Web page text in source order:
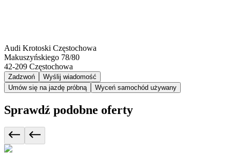
Audi Krotoski Częstochowa
Makuszyńskiego 78/80
42-209 Częstochowa
Zadzwoń
Wyślij wiadomość
Umów się na jazdę próbną
Wyceń samochód używany
Sprawdź podobne oferty